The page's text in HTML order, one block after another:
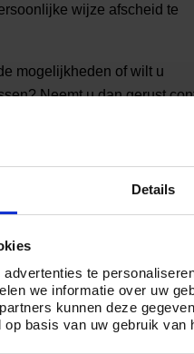
Details
te
we informatie over uw
kunnen deze
basis van uw gebruik van
wijze afscheid te
mogelijkheden of wilt u
Neemt u dan gerust
en € 5.799,-. Hierbij
u voor een ingetogen
het afscheid zelf? Dan
crematie met
van onze professionele
voor een ingetogen of